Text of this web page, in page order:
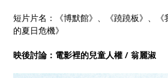
短片片名：《博默館》、《蹺蹺板》、
的夏日危機》
映後討論：電影裡的兒童人權 / 翁麗淑